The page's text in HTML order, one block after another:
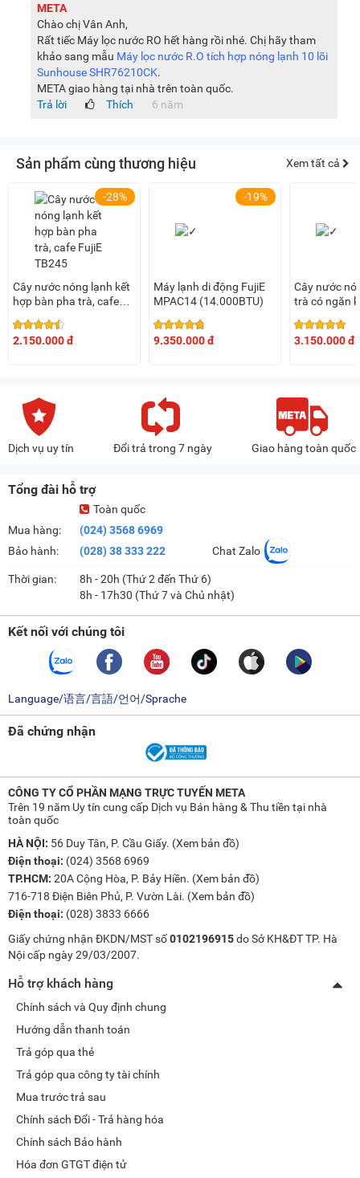
META
Chào chị Vân Anh,
Rất tiếc Máy lọc nước RO hết hàng rồi nhé. Chị hãy tham
khảo sang mẫu Máy lọc nước R.O tích hợp nóng lạnh 10 lõi
Sunhouse SHR76210CK.
META giao hàng tại nhà trên toàn quốc.
Trả lời
Thích 6 năm
Sản phẩm cùng thương hiệu Xem tất cả
-28%
Cây nước nóng lạnh kết
hợp bàn pha trà, cafe
2.150.000 đ
-19%
Máy lạnh di động FujiE
MPAC14 (14.000BTU)
9.350.000 đ
Cây nước
trà có ngăn
3.150.000 đ
Dịch vụ uy tín Đổi trả trong 7 ngày Giao hàng toàn quốc
Tổng đài hỗ trợ
Mua hàng:
Bảo hành:
Toàn quốc
(024) 3568 6969
(028) 38 333 222
Chat Zalo
Thời gian:
8h - 20h (Thứ 2 đến Thứ 6)
8h - 17h30 (Thứ 7 và Chủ nhật)
Kết nối với chúng tôi
Language/语言/言語/언어/Sprache
Đã chứng nhận
CÔNG TY CỔ PHẦN MẠNG TRỰC TUYẾN META
Trên 19 năm Uy tín cung cấp Dịch vụ Bán hàng & Thu tiền tại nhà
toàn quốc
HÀ NỘI: 56 Duy Tân, P. Cầu Giấy. (Xem bản đồ)
Điện thoại: (024) 3568 6969
TP.HCM: 20A Cộng Hòa, P. Bảy Hiền. (Xem bản đồ)
716-718 Điện Biên Phủ, P. Vườn Lài. (Xem bản đồ)
Điện thoại: (028) 3833 6666
Giấy chứng nhận ĐKDN/MST số0102196915do Sở KH&ĐT TP. Hà
Nội cấp ngày 29/03/2007.
Hỗ trợ khách hàng
Chính sách và Quy định chung
Hướng dẫn thanh toán
Trả góp qua thẻ
Trả góp qua công ty tài chính
Mua trước trả sau
Chính sách Đổi - Trả hàng hóa
Chính sách Bảo hành
Hóa đơn GTGT điện tử